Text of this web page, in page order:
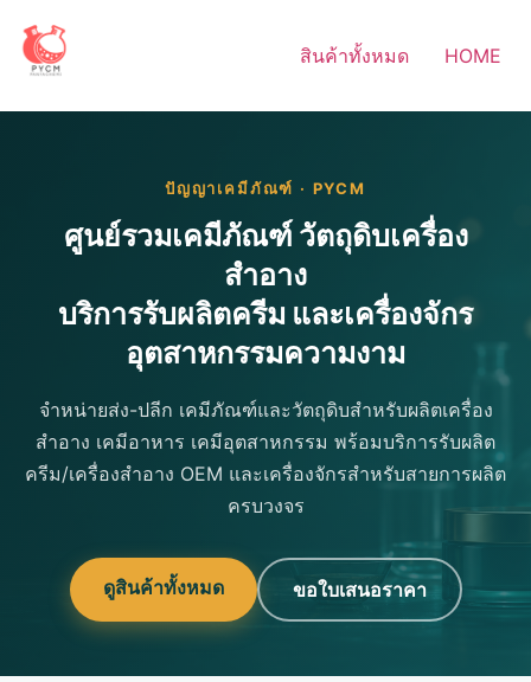
content
สินค้าทั้งหมด HOME
ปัญญาเคมีภัณฑ์ · PYCM
ศูนย์รวมเคมีภัณฑ์ วัตถุดิบเครื่อง
สำอาง
บริการรับผลิตครีม และเครื่องจักร
อุตสาหกรรมความงาม
จำหน่ายส่ง-ปลีก เคมีภัณฑ์และวัตถุดิบสำหรับผลิตเครื่อง
สำอาง เคมีอาหาร เคมีอุตสาหกรรม พร้อมบริการรับผลิต
ครีม/เครื่องสำอาง OEM และเครื่องจักรสำหรับสายการผลิต
ครบวงจร
ดูสินค้าทั้งหมด ขอใบเสนอราคา